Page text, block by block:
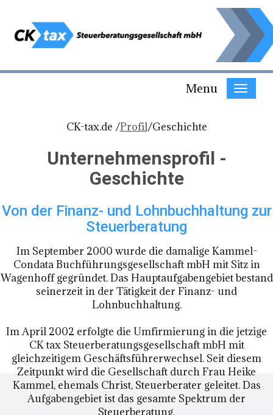
Menu
CK-tax.de /Profil/Geschichte
Unternehmensprofil -
Geschichte
Von der Finanz- und Lohnbuchhaltung zur
Steuerberatung
Im September 2000 wurde die damalige Kammel-
Condata Buchführungsgesellschaft mbH mit Sitz in
Wagenhoff gegründet. Das Hauptaufgabengebiet bestand
seinerzeit in der Tätigkeit der Finanz- und
Lohnbuchhaltung.
Im April 2002 erfolgte die Umfirmierung in die jetzige
CK tax Steuerberatungsgesellschaft mbH mit
gleichzeitigem Geschäftsführerwechsel. Seit diesem
Zeitpunkt wird die Gesellschaft durch Frau Heike
Kammel, ehemals Christ, Steuerberater geleitet. Das
Aufgabengebiet ist das gesamte Spektrum der
Steuerberatung.